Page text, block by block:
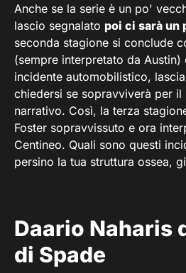
Anche se la serie è un po'
lascio segnalato poi ci sarà
seconda stagione si conclude
(sempre interpretato da
incidente automobilistico,
chiedersi se sopravviverà per il
narrativo. Così, la terza
Foster sopravvissuto e ora
Centineo. Quali sono questi
persino la tua struttura ossea,
Daario Naharis
di Spade